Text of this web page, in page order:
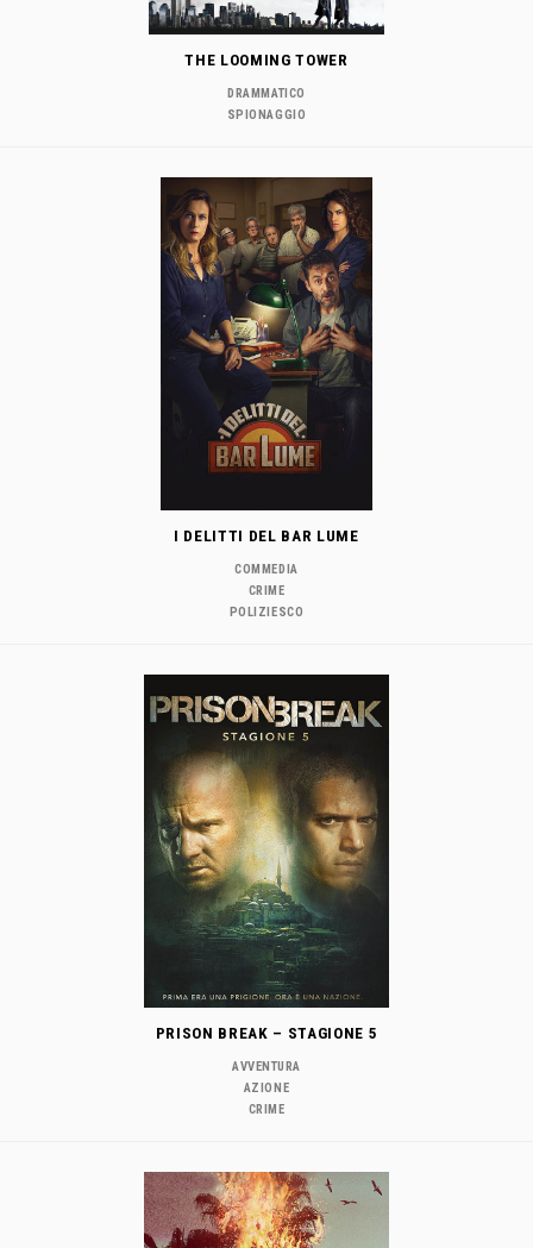
THE LOOMING TOWER
DRAMMATICO
SPIONAGGIO
I DELITTI DEL BAR LUME
COMMEDIA
CRIME
POLIZIESCO
PRISON BREAK – STAGIONE 5
AVVENTURA
AZIONE
CRIME